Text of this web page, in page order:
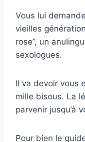
Vous lui
vieilles
rose”, un
sexologues.
Il va devoir vous
mille bisous. La
parvenir jusqu’à
Pour bien le